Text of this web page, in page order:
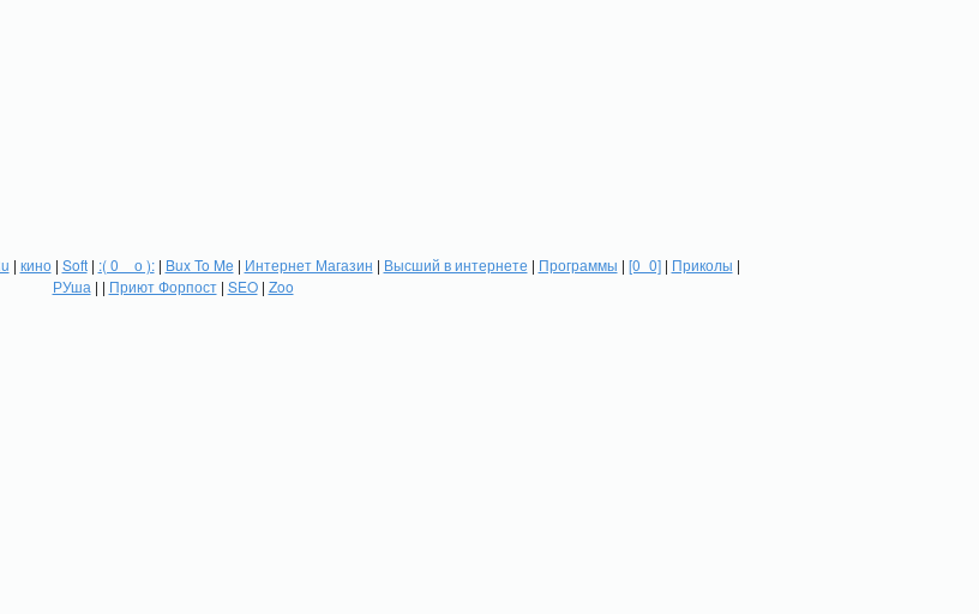
| кино| Soft| :( 0 _ о ):| Bux To Me | Интернет Магазин | Высший в интернете | Программы | [0_0]| Приколы |
РУша | | Приют Форпост| SEO| Zoo